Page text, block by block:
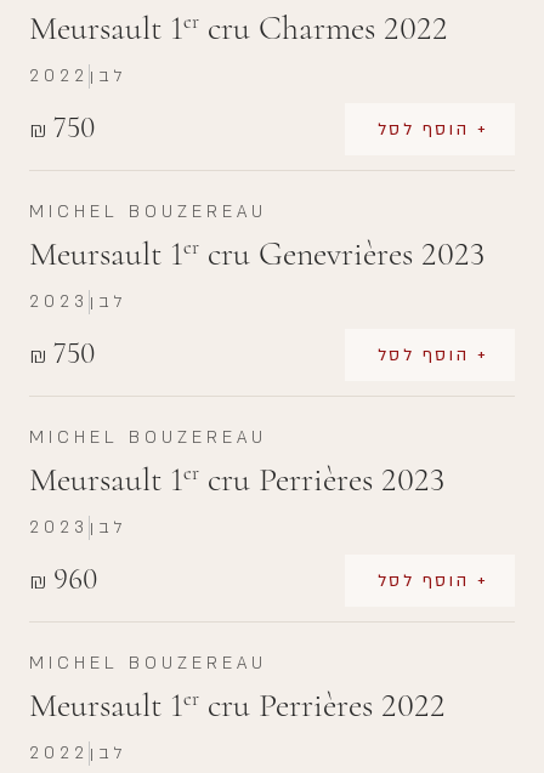
Meursault 1er cru Charmes 2022
₪ 750 + הוסף לסל
2022 לבן
MICHEL BOUZEREAU
Meursault 1er cru Genevrières 2023
₪ 750 + הוסף לסל
2023 לבן
MICHEL BOUZEREAU
Meursault 1er cru Perrières 2023
₪ 960 + הוסף לסל
2023 לבן
MICHEL BOUZEREAU
Meursault 1er cru Perrières 2022
2022 לבן